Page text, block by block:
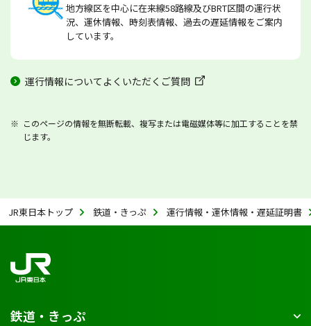
地方線区を中心に在来線58路線及びBRT区間の運行状
況、運休情報、時刻表情報、過去の遅延情報をご案内
しています。
運行情報についてよくいただくご質問
このページの情報を無断転載、複写または電磁媒体等に加工することを禁
じます。
JR東日本トップ 鉄道・きっぷ 運行情報・運休情報・遅延証明書
鉄道・きっぷ